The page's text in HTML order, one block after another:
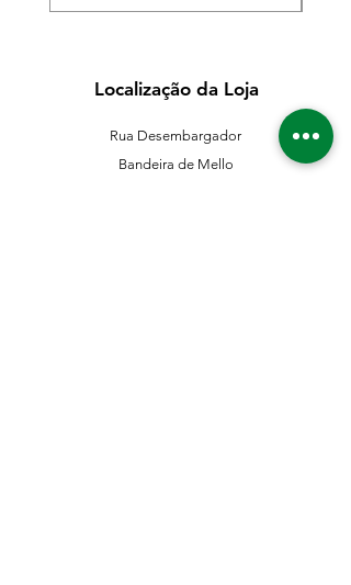
Localização da Loja
Rua Desembargador
Bandeira de Mello